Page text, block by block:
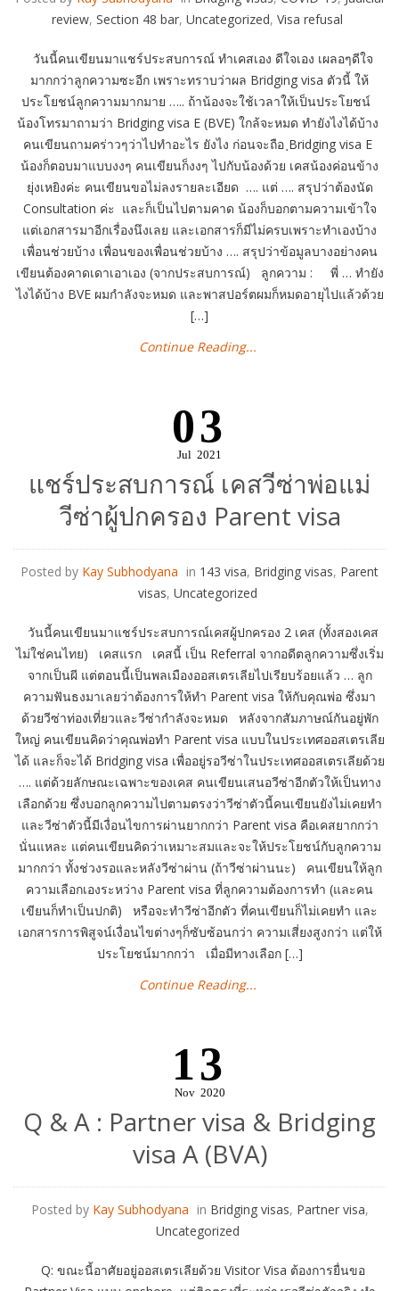
review, Section 48 bar, Uncategorized, Visa refusal
วันนี้คนเขียนมาแชร์ประสบการณ์ ทำเคสเอง ดีใจเอง เผลอๆดีใจ
มากกว่าลูกความซะอีก เพราะทราบว่าผล Bridging visa ตัวนี้ ให้
ประโยชน์ลูกความมากมาย ….. ถ้าน้องจะใช้เวลาให้เป็นประโยชน์
น้องโทรมาถามว่า Bridging visa E (BVE) ใกล้จะหมด ทำยังไงได้บ้าง
คนเขียนถามคร่าวๆว่าไปทำอะไร ยังไง ก่อนจะถือ ฺBridging visa E
น้องก็ตอบมาแบบงงๆ คนเขียนก็งงๆ ไปกับน้องด้วย เคสน้องค่อนข้าง
ยุ่งเหยิงค่ะ คนเขียนขอไม่ลงรายละเอียด …. แต่ …. สรุปว่าต้องนัด
Consultation ค่ะ และก็เป็นไปตามคาด น้องก็บอกตามความเข้าใจ
แต่เอกสารมาอีกเรื่องนึงเลย และเอกสารก็มีไม่ครบเพราะทำเองบ้าง
เพื่อนช่วยบ้าง เพื่อนของเพื่อนช่วยบ้าง …. สรุปว่าข้อมูลบางอย่างคน
เขียนต้องคาดเดาเอาเอง (จากประสบการณ์) ลูกความ : พี่ … ทำยัง
ไงได้บ้าง BVE ผมกำลังจะหมด และพาสปอร์ตผมก็หมดอายุไปแล้วด้วย
[…]
Continue Reading...
03
Jul 2021
แชร์ประสบการณ์ เคสวีซ่าพ่อแม่
วีซ่าผู้ปกครอง Parent visa
Posted by Kay Subhodyana in 143 visa, Bridging visas, Parent
visas, Uncategorized
วันนี้คนเขียนมาแชร์ประสบการณ์เคสผู้ปกครอง 2 เคส (ทั้งสองเคส
ไม่ใช่คนไทย) เคสแรก เคสนี้ เป็น Referral จากอดีตลูกความซึ่งเริ่ม
จากเป็นผี แต่ตอนนี้เป็นพลเมืองออสเตรเลียไปเรียบร้อยแล้ว … ลูก
ความฟันธงมาเลยว่าต้องการให้ทำ Parent visa ให้กับคุณพ่อ ซึ่งมา
ด้วยวีซ่าท่องเที่ยวและวีซ่ากำลังจะหมด หลังจากสัมภาษณ์กันอยู่พัก
ใหญ่ คนเขียนคิดว่าคุณพ่อทำ Parent visa แบบในประเทศออสเตรเลีย
ได้ และก็จะได้ Bridging visa เพื่ออยู่รอวีซ่าในประเทศออสเตรเลียด้วย
…. แต่ด้วยลักษณะเฉพาะของเคส คนเขียนเสนอวีซ่าอีกตัวให้เป็นทาง
เลือกด้วย ซึ่งบอกลูกความไปตามตรงว่าวีซ่าตัวนี้คนเขียนยังไม่เคยทำ
และวีซ่าตัวนี้มีเงื่อนไขการผ่านยากกว่า Parent visa คือเคสยากกว่า
นั่นแหละ แต่คนเขียนคิดว่าเหมาะสมและจะให้ประโยชน์กับลูกความ
มากกว่า ทั้งช่วงรอและหลังวีซ่าผ่าน (ถ้าวีซ่าผ่านนะ) คนเขียนให้ลูก
ความเลือกเองระหว่าง Parent visa ที่ลูกความต้องการทำ (และคน
เขียนก็ทำเป็นปกติ) หรือจะทำวีซ่าอีกตัว ที่คนเขียนก็ไม่เคยทำ และ
เอกสารการพิสูจน์เงื่อนไขต่างๆก็ซับซ้อนกว่า ความเสี่ยงสูงกว่า แต่ให้
ประโยชน์มากกว่า เมื่อมีทางเลือก […]
Continue Reading...
13
Nov 2020
Q & A : Partner visa & Bridging
visa A (BVA)
Posted by Kay Subhodyana in Bridging visas, Partner visa,
Uncategorized
Q: ขณะนี้อาศัยอยู่ออสเตรเลียด้วย Visitor Visa ต้องการยื่นขอ